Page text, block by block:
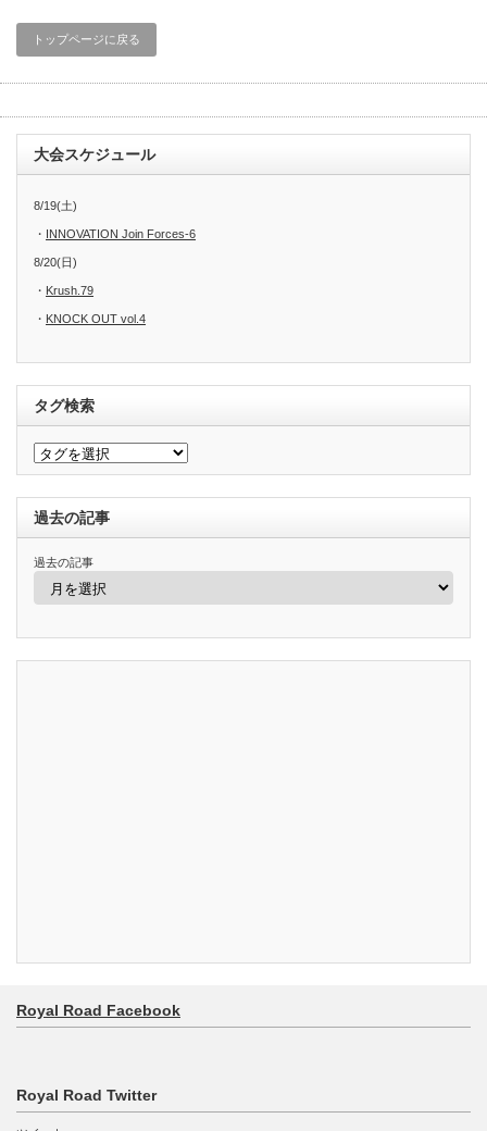
トップページに戻る
大会スケジュール
8/19(土)
・ INNOVATION Join Forces-6
8/20(日)
・ Krush.79
・ KNOCK OUT vol.4
タグ検索
過去の記事
過去の記事
Royal Road Facebook
Royal Road Twitter